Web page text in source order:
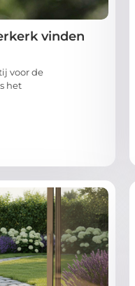
vinden
voor de
het